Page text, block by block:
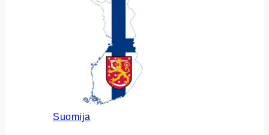
Suomija